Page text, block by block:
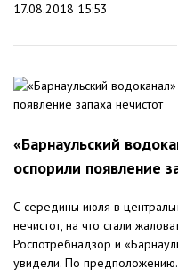
17.08.2018 15:53
«Барнаульский
оспорили появление
С середины июля в
нечистот, на что стали
Роспотребнадзор и
увидели. По